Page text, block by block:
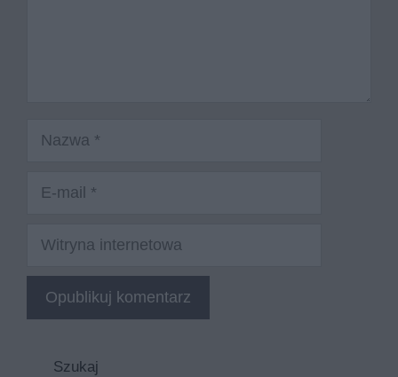
Nazwa
Witryna
Szukaj